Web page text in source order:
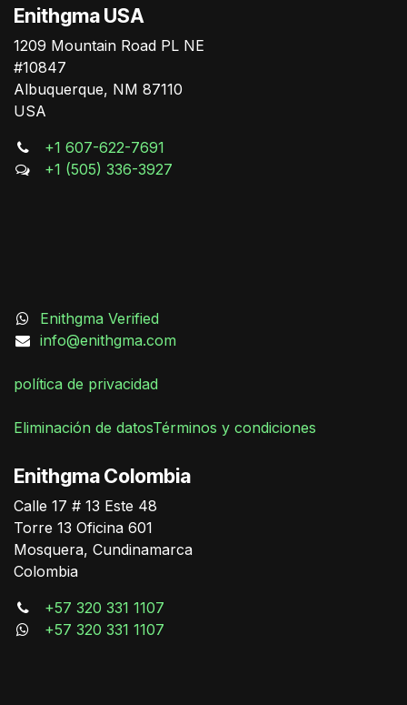
Enithgma USA
1209 Mountain Road PL NE
#10847
Albuquerque, NM 87110
USA
+1 607-622-7691
+1 (505) 336-3927
German Triana
Online
Enithgma Verified
info@enithgma.com
política de privacidad
Eliminación de datosTérminos y condiciones
Enithgma Colombia
Calle 17 # 13 Este 48
Torre 13 Oficina 601
Mosquera, Cundinamarca
Colombia
+57 320 331 1107
+57 320 331 1107